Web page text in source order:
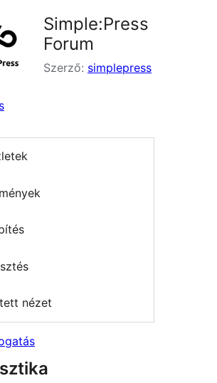
Simple:Press
Forum
Szerző: simplepress
nézet